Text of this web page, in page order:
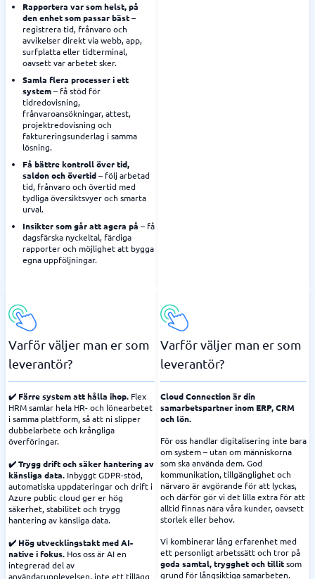
Rapportera var som helst, på
den enhet som passar bäst–
registrera tid, frånvaro och
avvikelser direkt via webb, app,
surfplatta eller tidterminal,
oavsett var arbetet sker.
Samla flera processer i ett
system– få stöd för
tidredovisning,
frånvaroansökningar, attest,
projektredovisning och
faktureringsunderlag i samma
lösning.
Få bättre kontroll över tid,
saldon och övertid– följ arbetad
tid, frånvaro och övertid med
tydliga översiktsvyer och smarta
urval.
Insikter som går att agera på – få
dagsfärska nyckeltal, färdiga
rapporter och möjlighet att bygga
egna uppföljningar.
Varför väljer man er som
leverantör?
✔️ Färre system att hålla ihop. Flex
HRM samlar hela HR- och lönearbetet
i samma plattform, så att ni slipper
dubbelarbete och krångliga
överföringar.
✔️ Trygg drift och säker hantering av
känsliga data. Inbyggt GDPR-stöd,
automatiska uppdateringar och drift i
Azure public cloud ger er hög
säkerhet, stabilitet och trygg
hantering av känsliga data.
✔️ Hög utvecklingstakt med AI-
native i fokus. Hos oss är AI en
integrerad del av
användarupplevelsen, inte ett tillägg
Varför väljer man er som
leverantör?
Cloud Connection är din
samarbetspartner inom ERP, CRM
och lön.
För oss handlar digitalisering inte bara
om system – utan om människorna
som ska använda dem. God
kommunikation, tillgänglighet och
närvaro är avgörande för att lyckas,
och därför gör vi det lilla extra för att
alltid finnas nära våra kunder, oavsett
storlek eller behov.
Vi kombinerar lång erfarenhet med
ett personligt arbetssätt och tror på
goda samtal, trygghet och tillitsom
grund för långsiktiga samarbeten.